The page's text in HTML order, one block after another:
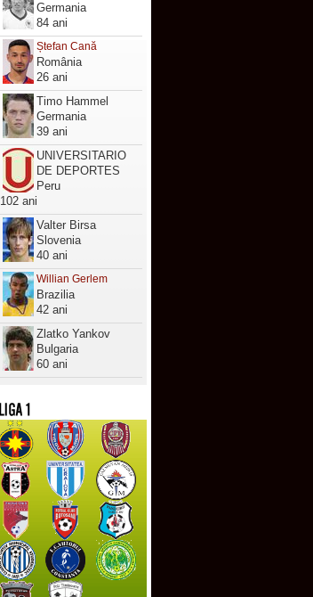
Germania
84 ani
Ștefan Cană
România
26 ani
Timo Hammel
Germania
39 ani
UNIVERSITARIO
DE DEPORTES
Peru
102 ani
Valter Birsa
Slovenia
40 ani
Willian Gerlem
Brazilia
42 ani
Zlatko Yankov
Bulgaria
60 ani